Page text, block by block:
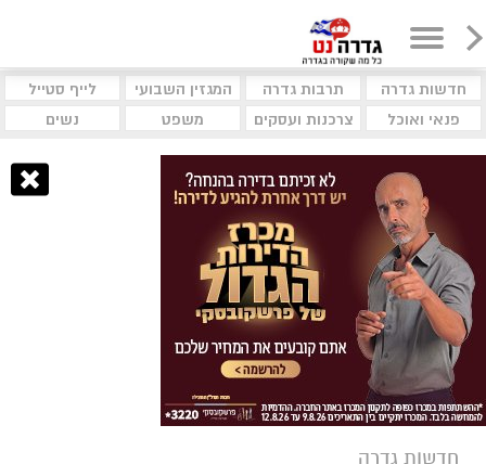
חדשות גדרה תרבות גדרה המגזין השבועי
לייף סטייל
פנאי ואוכל
צרכנות ועסקים משפט נשים
חדשות גדרה